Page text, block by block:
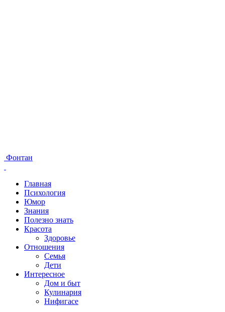
Фонтан
Главная
Психология
Юмор
Знания
Полезно знать
Красота
Здоровье
Отношения
Семья
Дети
Интересное
Дом и быт
Кулинария
Нифигасе